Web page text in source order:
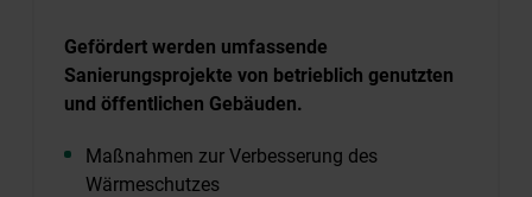
Gefördert werden umfassende
Sanierungsprojekte von betrieblich genutzten
und öffentlichen Gebäuden.
Maßnahmen zur Verbesserung des
Wärmeschutzes